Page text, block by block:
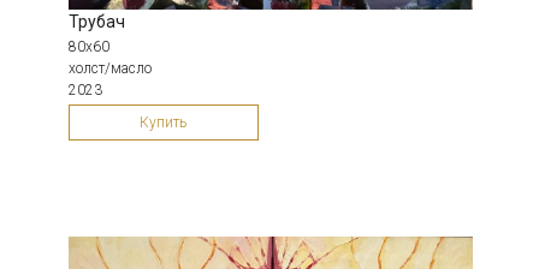
80х60
холст/масло
2023
Трубач
Купить
Книги